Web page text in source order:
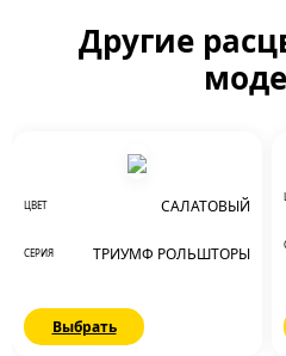
Другие
ЦВЕТ САЛАТОВЫЙ
СЕРИЯ ТРИУМФ РОЛЬШТОРЫ
Выбрать